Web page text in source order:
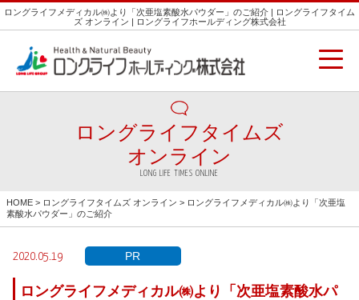
ロングライフメディカル㈱より「次亜塩素酸水パウダー」のご紹介 | ロングライフタイム
ズ オンライン | ロングライフホールディング株式会社
ロングライフタイムズ
オンライン
LONG LIFE TIMES ONLINE
HOME > ロングライフタイムズ オンライン > ロングライフメディカル㈱より「次亜塩
素酸水パウダー」のご紹介
2020.05.19 PR
ロングライフメディカル㈱より「次亜塩素酸水パ